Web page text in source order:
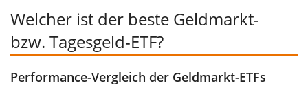
Welcher ist der beste Geldmarkt-
bzw. Tagesgeld-ETF?
Performance-Vergleich der Geldmarkt-ETFs